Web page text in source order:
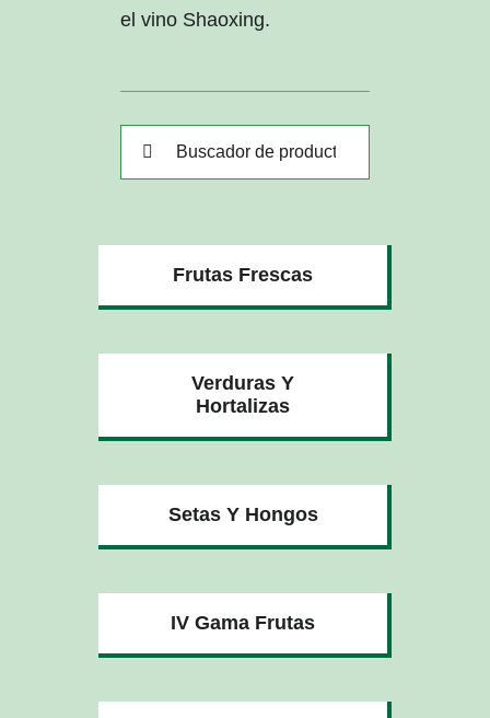
el vino Shaoxing.
Buscar:
Frutas Frescas
Verduras Y
Hortalizas
Setas Y Hongos
IV Gama Frutas